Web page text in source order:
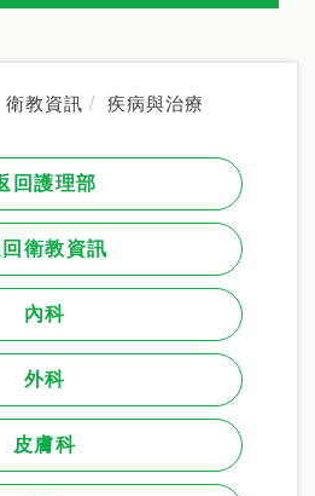
衛教資訊 疾病與治療
回護理部
衛教資訊
內科
外科
皮膚科